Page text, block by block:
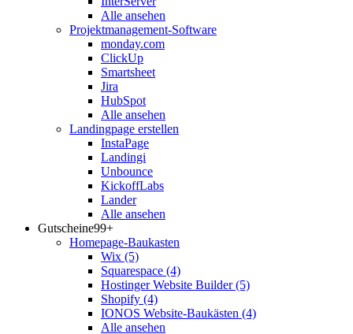
Alle ansehen
Projektmanagement-Software
monday.com
ClickUp
Smartsheet
Jira
HubSpot
Alle ansehen
Landingpage erstellen
InstaPage
Landingi
Unbounce
KickoffLabs
Lander
Alle ansehen
Gutscheine99+
Homepage-Baukasten
Wix (5)
Squarespace (4)
Hostinger Website Builder(5)
Shopify (4)
IONOS Website-Baukästen (4)
Alle ansehen